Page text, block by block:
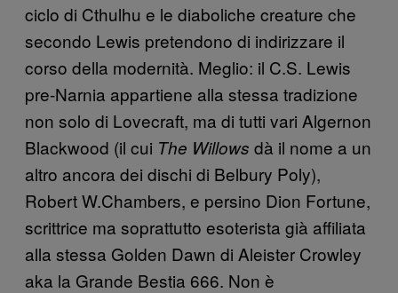
ciclo di Cthulhu e le diaboliche creature che
secondo Lewis pretendono di indirizzare il
corso della modernità. Meglio: il C.S. Lewis
pre-Narnia appartiene alla stessa tradizione
non solo di Lovecraft, ma di tutti vari Algernon
Blackwood (il cui The Willows dà il nome a un
altro ancora dei dischi di Belbury Poly),
Robert W.Chambers, e persino Dion Fortune,
scrittrice ma soprattutto esoterista già affiliata
alla stessa Golden Dawn di Aleister Crowley
aka la Grande Bestia 666. Non è